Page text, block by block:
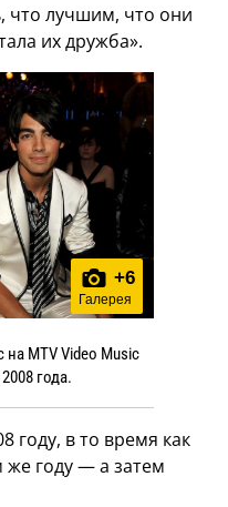
что лучшим, что они
их дружба».
+6
Галерея
MTV Video Music
года.
году, в то время как
же году — а затем